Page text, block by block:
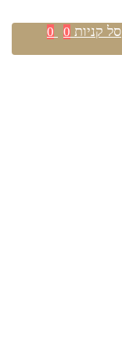
סל קניות 0
0